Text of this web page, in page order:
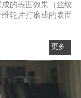
的表面效果（丝纹
轮片打磨成的表面
更多
>>